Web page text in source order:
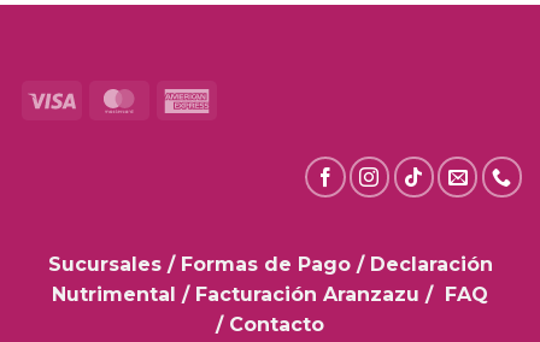
Visa MasterCard
Sucursales / Formas de Pago/ Declaración
Nutrimental / Facturación Aranzazu / FAQ
/ Contacto